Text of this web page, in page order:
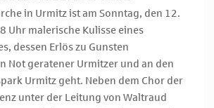
in Urmitz ist am Sonntag, den 12.
Uhr malerische Kulisse eines
dessen Erlös zu Gunsten
Not geratener Urmitzer und an den
Urmitz geht. Neben dem Chor der
unter der Leitung von Waltraud